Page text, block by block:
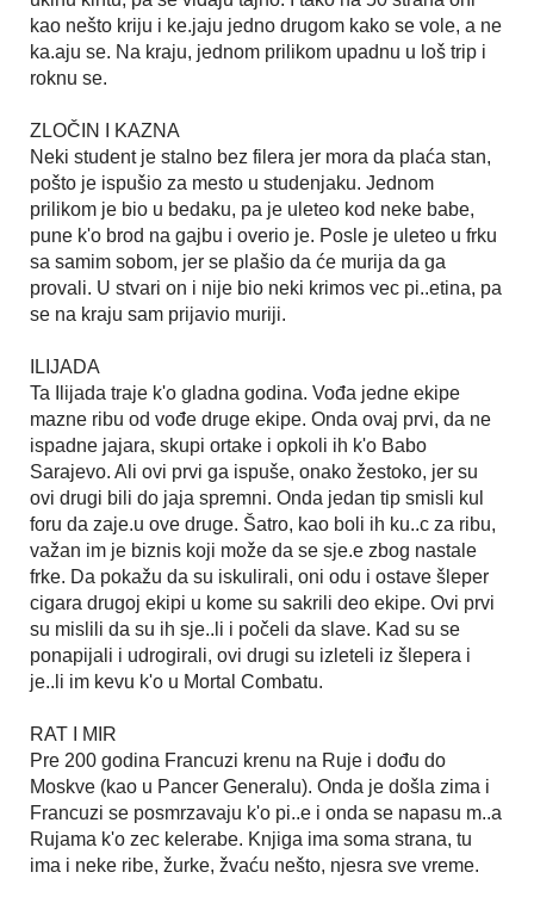
kao nešto kriju i ke.jaju jedno drugom kako se vole, a ne
ka.aju se. Na kraju, jednom prilikom upadnu u loš trip i
roknu se.
ZLOČIN I KAZNA
Neki student je stalno bez filera jer mora da plaća stan,
pošto je ispušio za mesto u studenjaku. Jednom
prilikom je bio u bedaku, pa je uleteo kod neke babe,
pune k'o brod na gajbu i overio je. Posle je uleteo u frku
sa samim sobom, jer se plašio da će murija da ga
provali. U stvari on i nije bio neki krimos vec pi..etina, pa
se na kraju sam prijavio muriji.
ILIJADA
Ta Ilijada traje k'o gladna godina. Vođa jedne ekipe
mazne ribu od vođe druge ekipe. Onda ovaj prvi, da ne
ispadne jajara, skupi ortake i opkoli ih k'o Babo
Sarajevo. Ali ovi prvi ga ispuše, onako žestoko, jer su
ovi drugi bili do jaja spremni. Onda jedan tip smisli kul
foru da zaje.u ove druge. Šatro, kao boli ih ku..c za ribu,
važan im je biznis koji može da se sje.e zbog nastale
frke. Da pokažu da su iskulirali, oni odu i ostave šleper
cigara drugoj ekipi u kome su sakrili deo ekipe. Ovi prvi
su mislili da su ih sje..li i počeli da slave. Kad su se
ponapijali i udrogirali, ovi drugi su izleteli iz šlepera i
je..li im kevu k'o u Mortal Combatu.
RAT I MIR
Pre 200 godina Francuzi krenu na Ruje i dođu do
Moskve (kao u Pancer Generalu). Onda je došla zima i
Francuzi se posmrzavaju k'o pi..e i onda se napasu m..a
Rujama k'o zec kelerabe. Knjiga ima soma strana, tu
ima i neke ribe, žurke, žvaću nešto, njesra sve vreme.